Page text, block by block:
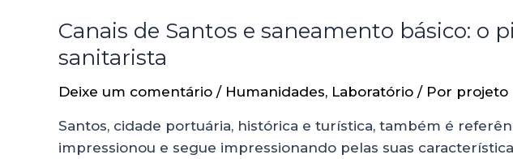
Canais de Santos e saneamento básico:
sanitarista
Deixe um comentário / Humanidades, Laboratório / Por projeto
Santos, cidade portuária, histórica e turística, também é
impressionou e segue impressionando pelas suas